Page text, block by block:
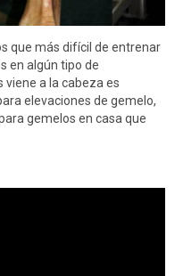
que más difícil de entrenar
en algún tipo de
a la cabeza es
elevaciones de gemelo,
gemelos en casa que